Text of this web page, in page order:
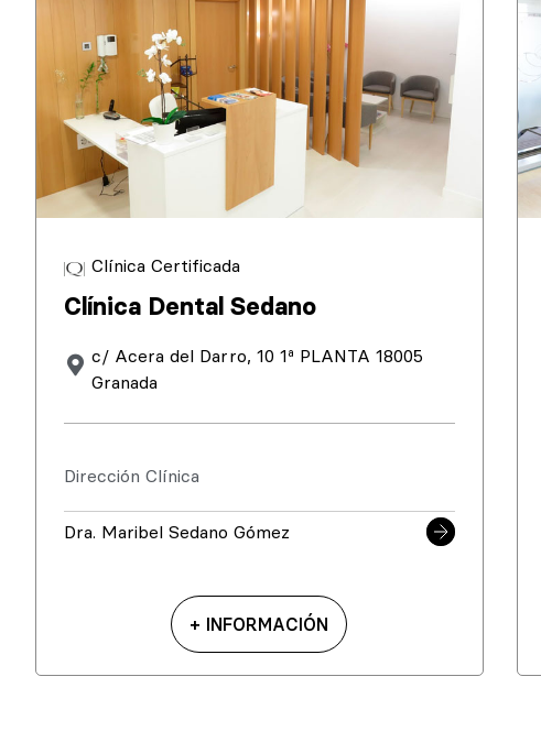
Clínica Certificada
Clínica Dental Sedano
c/ Acera del Darro, 10 1ª PLANTA 18005
Granada
Dirección Clínica
Dra. Maribel Sedano Gómez
+ INFORMACIÓN